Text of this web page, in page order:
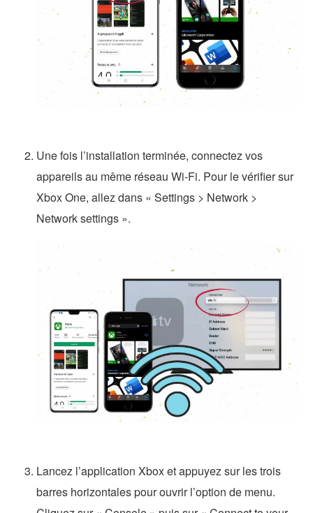
Une fois l’installation terminée, connectez vos
appareils au même réseau Wi-Fi. Pour le vérifier sur
Xbox One, allez dans « Settings > Network >
Network settings ».
Lancez l’application Xbox et appuyez sur les trois
barres horizontales pour ouvrir l’option de menu.